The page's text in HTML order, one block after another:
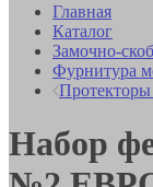
Главная
Каталог
Замочно-
Фурнитура
Набор